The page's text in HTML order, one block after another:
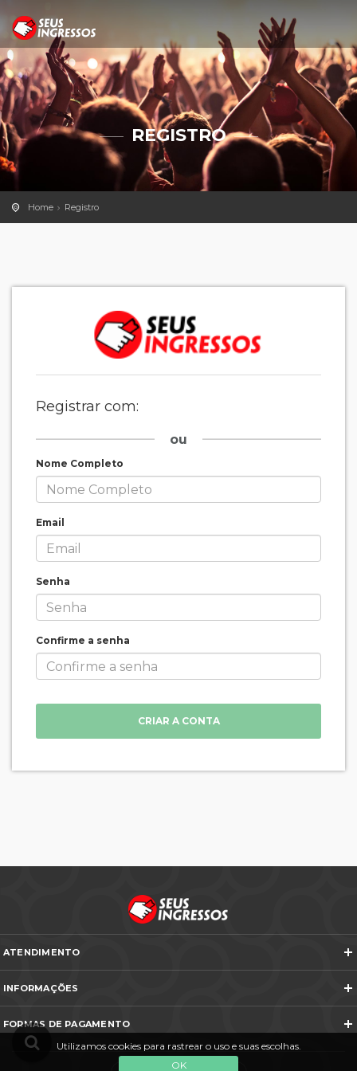
Utilizamos cookies para rastrear o uso e suas escolhas.
OK
REGISTRO
Home Registro
Registrar com:
ou
Nome Completo
Email
Senha
Confirme a senha
CRIAR A CONTA
ATENDIMENTO
INFORMAÇÕES
Termos e Condições
Política de Cancelamento
FAQ
Entre em Contato
FORMAS DE PAGAMENTO